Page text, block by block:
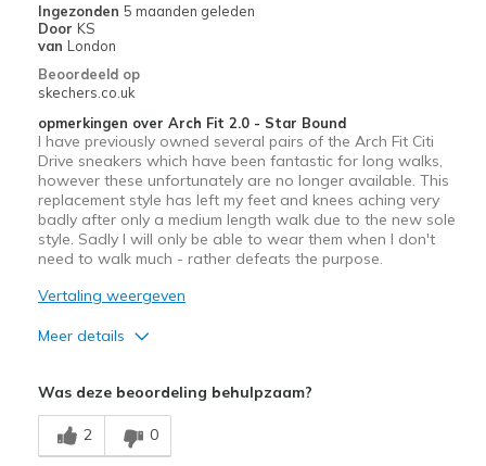
Ingezonden 5 maanden geleden
Door KS
van London
Beoordeeld op
skechers.co.uk
opmerkingen over Arch Fit 2.0 - Star Bound
I have previously owned several pairs of the Arch Fit Citi
Drive sneakers which have been fantastic for long walks,
however these unfortunately are no longer available. This
replacement style has left my feet and knees aching very
badly after only a medium length walk due to the new sole
style. Sadly I will only be able to wear them when I don't
need to walk much - rather defeats the purpose.
Vertaling weergeven
Meer details
Width
Was deze beoordeling behulpzaam?
2 0